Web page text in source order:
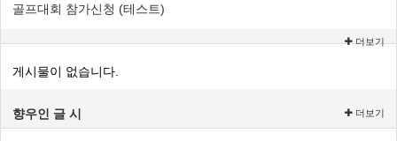
골프대회 참가신청 (테스트)
게시물이 없습니다.
더보기
향우인 글 시 더보기